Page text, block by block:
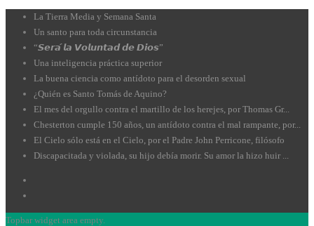
La Tierra Media y Semana Santa
Un santo para toda circunstancia
“𝙎𝙚𝙧𝙖́ 𝙡𝙖 𝙑𝙤𝙡𝙪𝙣𝙩𝙖𝙙 𝙙𝙚 𝘿𝙞𝙤𝙨”
Una inteligencia práctica superior
La buena ciencia como antídoto para el desorden sexual
¿Quién es Santo Tomás de Aquino?
El mes del orgullo contra el martillo de los herejes, por Thomas Gr...
Chesterton cumple 150 años, un antídoto contra el mal rampante, por...
El Cielo sólo está en el Cielo, por el Padre John Perricone, filósofo
Discapacitada y violada, su hijo debía morir. Su amor la hizo huir ...
Topbar widget area empty.